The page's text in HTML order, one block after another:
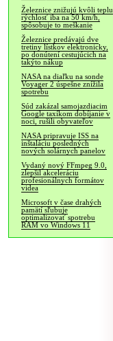
Železnice znižujú kvôli teplu
rýchlosť iba na 50 km/h,
spôsobuje to meškanie
Železnice predávajú dve
tretiny lístkov elektronicky,
po donútení cestujúcich na
takýto nákup
NASA na diaľku na sonde
Voyager 2 úspešne znížila
spotrebu
Súd zakázal samojazdiacim
Google taxíkom dobíjanie v
noci, rušili obyvateľov
NASA pripravuje ISS na
inštaláciu posledných
nových solárnych panelov
Vydaný nový FFmpeg 9.0,
zlepšil akceleráciu
profesionálnych formátov
videa
Microsoft v čase drahých
pamätí sľubuje
optimalizovať spotrebu
RAM vo Windows 11